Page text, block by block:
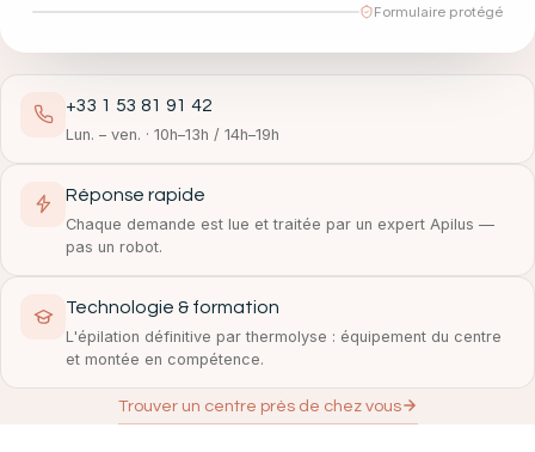
Formulaire protégé
+33 1 53 81 91 42
Lun. – ven. · 10h–13h / 14h–19h
Réponse rapide
Chaque demande est lue et traitée par un expert Apilus —
pas un robot.
Technologie & formation
L'épilation définitive par thermolyse : équipement du centre
et montée en compétence.
Trouver un centre près de chez vous